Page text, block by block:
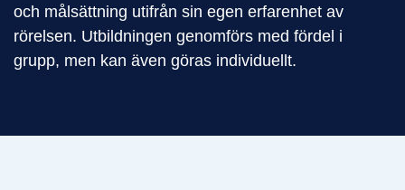
och målsättning utifrån sin egen erfarenhet av
rörelsen. Utbildningen genomförs med fördel i
grupp, men kan även göras individuellt.